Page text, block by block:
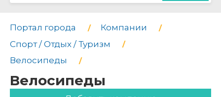
Портал города
Компании
Спорт / Отдых / Туризм
Велосипеды
Велосипеды